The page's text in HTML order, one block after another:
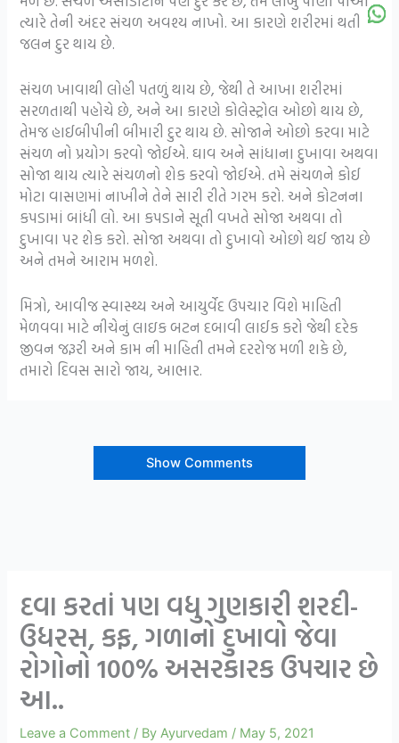
ત્યારે તેની અંદર સંચળ અવશ્ય નાખો. આ કારણે શરીરમાં થતી
જલન દુર થાય છે.
સંચળ ખાવાથી લોહી પતળું થાય છે, જેથી તે આખા શરીરમાં
સરળતાથી પહોચે છે, અને આ કારણે કોલેસ્ટ્રોલ ઓછો થાય છે,
તેમજ હાઈબીપીની બીમારી દુર થાય છે. સોજાને ઓછો કરવા માટે
સંચળ નો પ્રયોગ કરવો જોઈએ. ઘાવ અને સાંધાના દુખાવા અથવા
સોજા થાય ત્યારે સંચળનો શેક કરવો જોઈએ. તમે સંચળને કોઈ
મોટા વાસણમાં નાખીને તેને સારી રીતે ગરમ કરો. અને કોટનના
કપડામાં બાંધી લો. આ કપડાને સૂતી વખતે સોજા અથવા તો
દુખાવા પર શેક કરો. સોજા અથવા તો દુખાવો ઓછો થઈ જાય છે
અને તમને આરામ મળશે.
મિત્રો, આવીજ સ્વાસ્થ્ય અને આયુર્વેદ ઉપચાર વિશે માહિતી
મેળવવા માટે નીચેનું લાઇક બટન દબાવી લાઈક કરો જેથી દરેક
જીવન જરૂરી અને કામ ની માહિતી તમને દરરોજ મળી શકે છે,
તમારો દિવસ સારો જાય, આભાર.
Show Comments
દવા કરતાં પણ વધુ ગુણકારી શરદી-
ઉધરસ, કફ, ગળાનો દુખાવો જેવા
રોગોનો 100% અસરકારક ઉપચાર છે
આ..
Leave a Comment / ByAyurvedam / May 5, 2021